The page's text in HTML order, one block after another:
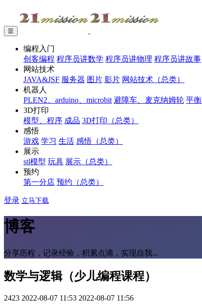
☰
编程入门
创客编程 程序员讲数学 程序员讲物理 程序员讲故事
网站技术
JAVA&JSF 服务器 图片 影片 网站技术（总类）
机器人
PLEN2、arduino、microbit 避障车、麦克纳姆轮 平
3D打印
模型、程序 成品 3D打印（总类）
感悟
游戏 学习 生活 感悟（总类）
展示
stl模型 玩具 展示（总类）
预约
第一分店 预约（总类）
登录 立马下载
博客
分享历程，记录经验，积累点滴，实现自我...
数学与逻辑（少儿编程课程）
2423 2022-08-07 11:53 2022-08-07 11:56